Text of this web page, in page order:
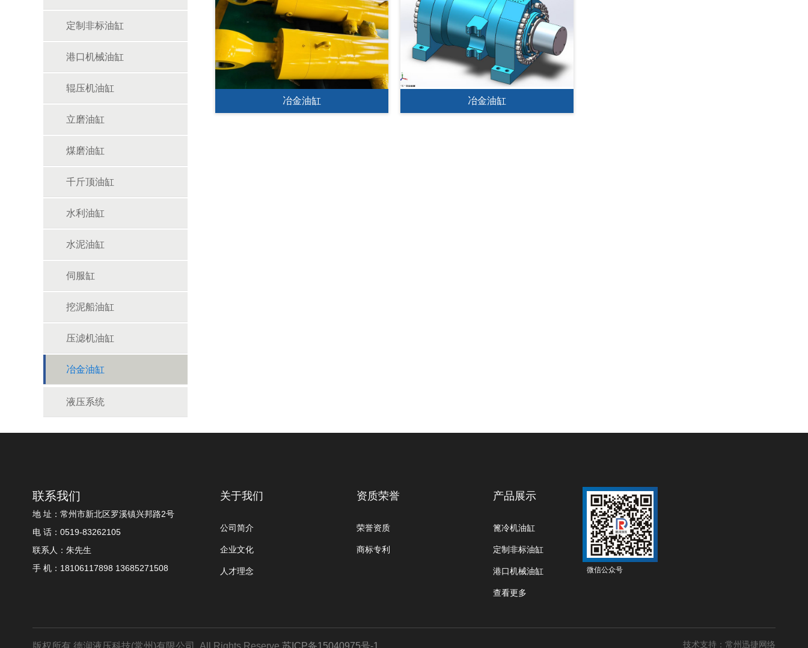
定制非标油缸
港口机械油缸
辊压机油缸
立磨油缸
煤磨油缸
千斤顶油缸
水利油缸
水泥油缸
伺服缸
挖泥船油缸
压滤机油缸
冶金油缸
液压系统
冶金油缸 冶金油缸
联系我们
地 址：常州市新北区罗溪镇兴邦路2号
电 话：0519-83262105
联系人：朱先生
手 机：18106117898 13685271508
关于我们
公司简介
企业文化
人才理念
资质荣誉
荣誉资质
商标专利
产品展示
篦冷机油缸
定制非标油缸
港口机械油缸
查看更多
微信公众号
版权所有 德润液压科技(常州)有限公司. All Rights Reserve 苏ICP备15040975号-1 技术支持：常州迅捷网络